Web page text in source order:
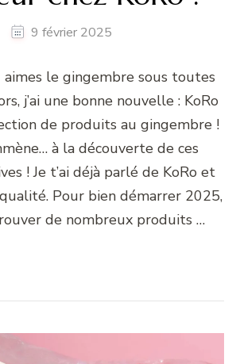
9 février 2025
aimes le gingembre sous toutes
j’ai une bonne nouvelle : KoRo
de produits au gingembre !
à la découverte de ces
! Je t’ai déjà parlé de KoRo et
Pour bien démarrer 2025,
de nombreux produits …